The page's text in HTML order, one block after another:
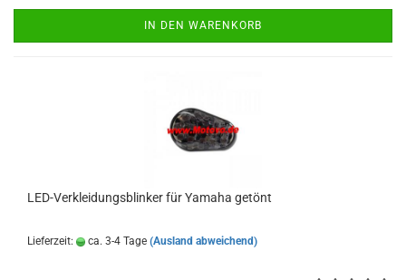
IN DEN WARENKORB
LED-Verkleidungsblinker für Yamaha getönt
Lieferzeit: ca. 3-4 Tage (Ausland abweichend)